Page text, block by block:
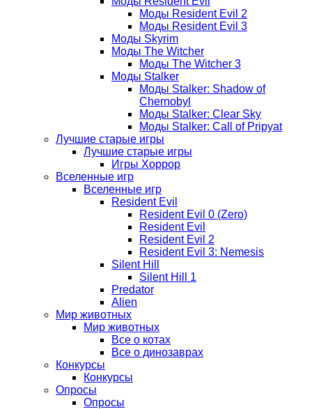
Моды Resident Evil 2
Моды Resident Evil 3
Моды Skyrim
Моды The Witcher
Моды The Witcher 3
Моды Stalker
Моды Stalker: Shadow of
Chernobyl
Моды Stalker: Clear Sky
Моды Stalker: Call of Pripyat
Лучшие старые игры
Лучшие старые игры
Игры Хоррор
Вселенные игр
Вселенные игр
Resident Evil
Resident Evil 0 (Zero)
Resident Evil
Resident Evil 2
Resident Evil 3: Nemesis
Silent Hill
Silent Hill 1
Predator
Alien
Мир животных
Мир животных
Все о котах
Все о динозаврах
Конкурсы
Конкурсы
Опросы
Опросы